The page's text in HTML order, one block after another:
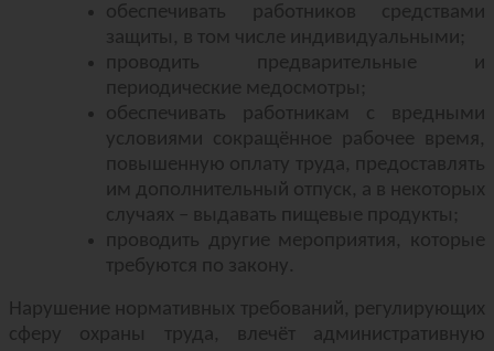
обеспечивать работников средствами
защиты, в том числе индивидуальными;
проводить предварительные и
периодические медосмотры;
обеспечивать работникам с вредными
условиями сокращённое рабочее время,
повышенную оплату труда, предоставлять
им дополнительный отпуск, а в некоторых
случаях – выдавать пищевые продукты;
проводить другие мероприятия, которые
требуются по закону.
Нарушение нормативных требований, регулирующих
сферу охраны труда, влечёт административную